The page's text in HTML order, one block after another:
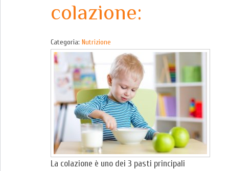
colazione:
Categoria: Nutrizione
La colazione è uno dei 3 pasti principali